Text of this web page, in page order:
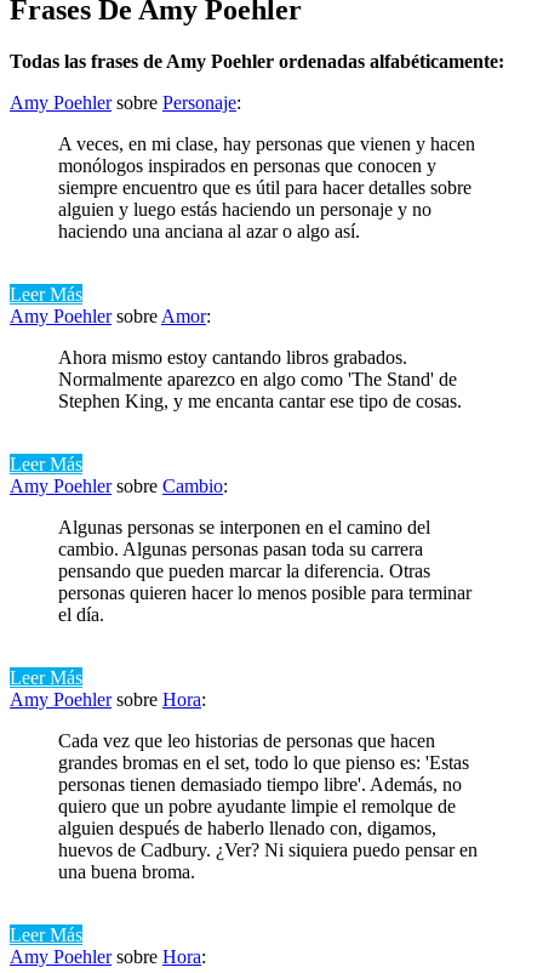
Frases De Amy Poehler
Todas las frases de Amy Poehler ordenadas alfabéticamente:
Amy Poehlersobre Personaje:
A veces, en mi clase, hay personas que vienen y hacen
monólogos inspirados en personas que conocen y
siempre encuentro que es útil para hacer detalles sobre
alguien y luego estás haciendo un personaje y no
haciendo una anciana al azar o algo así.
Leer Más
Amy Poehlersobre Amor:
Ahora mismo estoy cantando libros grabados.
Normalmente aparezco en algo como 'The Stand' de
Stephen King, y me encanta cantar ese tipo de cosas.
Leer Más
Amy Poehlersobre Cambio:
Algunas personas se interponen en el camino del
cambio. Algunas personas pasan toda su carrera
pensando que pueden marcar la diferencia. Otras
personas quieren hacer lo menos posible para terminar
el día.
Leer Más
Amy Poehlersobre Hora:
Cada vez que leo historias de personas que hacen
grandes bromas en el set, todo lo que pienso es: 'Estas
personas tienen demasiado tiempo libre'. Además, no
quiero que un pobre ayudante limpie el remolque de
alguien después de haberlo llenado con, digamos,
huevos de Cadbury. ¿Ver? Ni siquiera puedo pensar en
una buena broma.
Leer Más
Amy Poehlersobre Hora: